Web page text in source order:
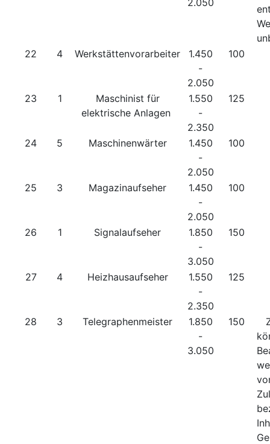
2.050
22 4 Werkstättenvorarbeiter
1.450
-
2.050
100
23 1
Maschinist für
elektrische Anlagen
1.550
-
2.350
125
24 5 Maschinenwärter
1.450
-
2.050
100
25 3 Magazinaufseher
1.450
-
2.050
100
26 1 Signalaufseher
1.850
-
3.050
150
27 4 Heizhausaufseher
1.550
-
2.350
125
28 3 Telegraphenmeister
1.850
-
3.050
150